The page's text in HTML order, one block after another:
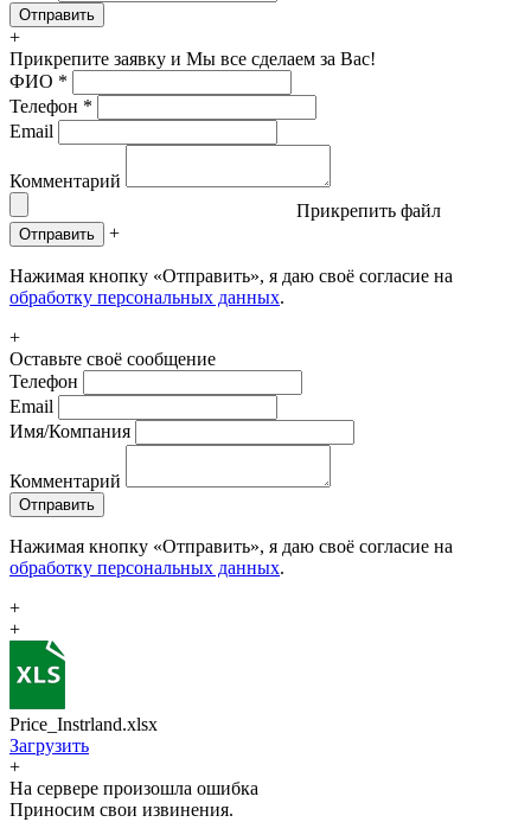
+
Прикрепите заявку и Мы все сделаем за Вас!
ФИО *
Телефон *
Email
Комментарий
Прикрепить файл
Отправить +
Нажимая кнопку «Отправить», я даю своё согласие на
обработку персональных данных.
+
Оставьте своё сообщение
Телефон
Email
Имя/Компания
Комментарий
Отправить
Нажимая кнопку «Отправить», я даю своё согласие на
обработку персональных данных.
+
+
Price_Instrland.xlsx
Загрузить
+
На сервере произошла ошибка
Приносим свои извинения.